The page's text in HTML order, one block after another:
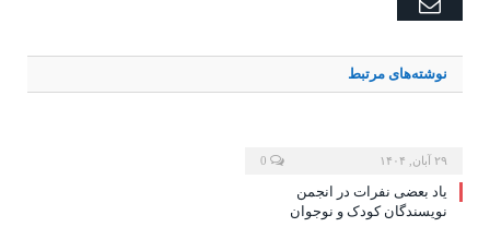
نوشته‌های مرتبط
۲۹ آبان, ۱۴۰۴
یاد بعضی نفرات در انجمن
نویسندگان کودک و نوجوان